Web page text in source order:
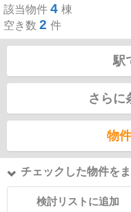
該当物件 4 棟
空き数 2 件
駅
さらに
物
チェックした物件を
検討リストに追加